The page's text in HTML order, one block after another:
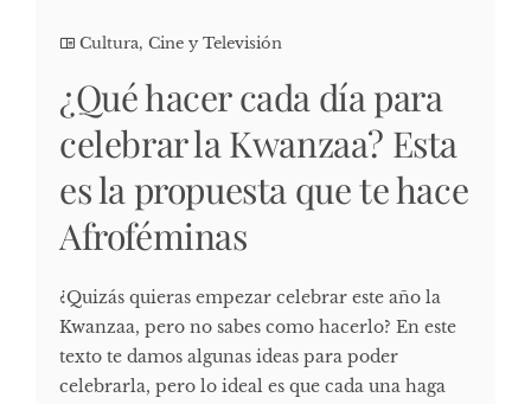
Cultura, Cine y Televisión
¿Qué hacer cada día para
celebrar la Kwanzaa? Esta
es la propuesta que te hace
Afroféminas
¿Quizás quieras empezar celebrar este año la
Kwanzaa, pero no sabes como hacerlo? En este
texto te damos algunas ideas para poder
celebrarla, pero lo ideal es que cada una haga